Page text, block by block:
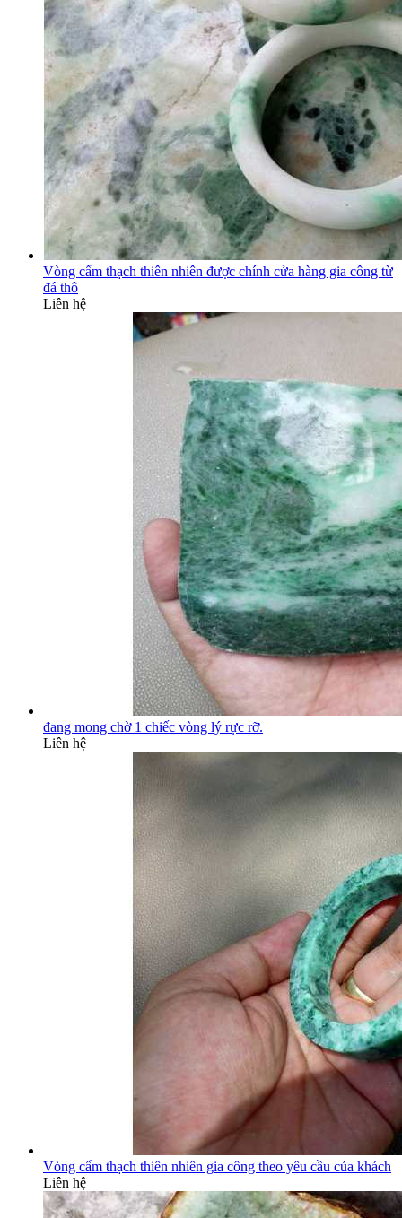
Vòng cẩm thạch thiên nhiên được chính cửa hàng gia công từ
đá thô
Liên hệ
đang mong chờ 1 chiếc vòng lý rực rỡ.
Liên hệ
Vòng cẩm thạch thiên nhiên gia công theo yêu cầu của khách
Liên hệ